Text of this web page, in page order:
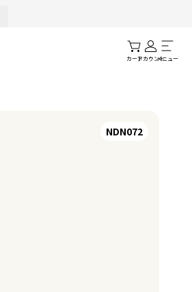
カートアカウントメニュー
NDN072